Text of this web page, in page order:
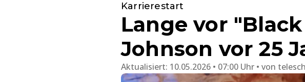
Karrierestart
Lange vor
Johnson vor 25
Aktualisiert: 10.05.2026 • 07:00 Uhr von